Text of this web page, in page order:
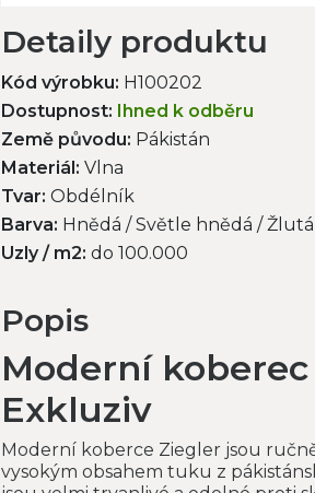
Detaily produktu
Kód výrobku: H100202
Dostupnost:
Ihned k odběru
Země původu: Pákistán
Materiál: Vlna
Tvar: Obdélník
Barva: Hnědá / Světle hnědá / Žlutá
Uzly / m2: do 100.000
Popis
Moderní
Exkluziv
Moderní koberce Ziegler jsou
vysokým obsahem tuku z